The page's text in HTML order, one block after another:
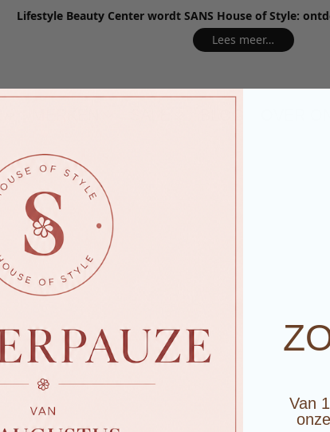
Lifestyle Beauty Center wordt SANS House of Style:
Lees meer…
Van